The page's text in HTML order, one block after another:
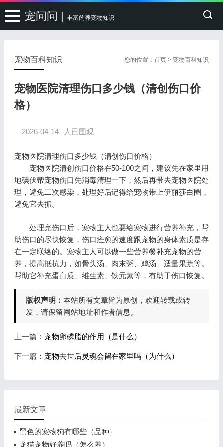
宠问问 | 丰富的养宠物知识
您的位置：首页 >宠物百科知识
宠物百科知识
宠物医院清理伤口多少钱（清创伤口价
格）
2026-04-14 人已围观
宠物医院清理伤口多少钱（清创伤口价格）
宠物医院清创伤口价格在50-100之间，建议先在家里用
地碘伏帮宠物伤口先消毒清理一下，然后再带去宠物医院处
理，避免二次感染，处理好后记得给宠物带上伊丽莎白圈，
避免它去抓。
处理完伤口后，宠物主人也要给宠物进行营养补充，帮
助伤口的尽快恢复，伤口痊愈的速度跟宠物的身体素质是存
在一定联络的。宠物主人可以做一些营养餐补充宠物的营
养，提高抵抗力，如骨头汤、肉末粥、鸡汤、适量果蔬等。
帮助它补充蛋白质、维生素、铁元素等，有助于伤口恢复。
版权声明： 本站所有文章皆为原创，欢迎转载或转
发，请保留网站地址和作者信息。
上一篇： 宠物卵磷脂的作用（是什么）
下一篇： 宠物去世后灵魂会留在家里吗（为什么）
最新文章
黑色的宠物狗有哪些（品种）
龙猫宠物好养吗（怎么养）